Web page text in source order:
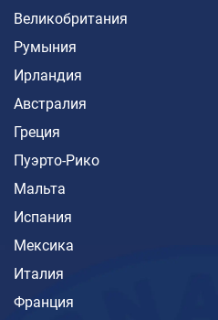
Великобритания
Румыния
Ирландия
Австралия
Греция
Пуэрто-Рико
Мальта
Испания
Мексика
Италия
Франция